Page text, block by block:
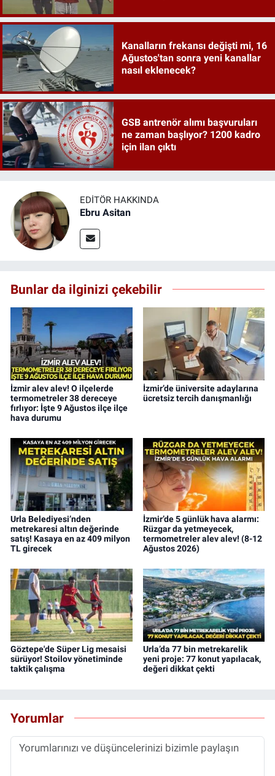
Kanalların frekansı değişti mi, 16
Ağustos'tan sonra yeni kanallar
nasıl eklenecek?
GSB antrenör alımı başvuruları
ne zaman başlıyor? 1200 kadro
için ilan çıktı
EDITÖR HAKKINDA
Ebru Asitan
Bunlar da ilginizi çekebilir
İzmir alev alev! O ilçelerde
termometreler 38 dereceye
fırlıyor: İşte 9 Ağustos ilçe ilçe
hava durumu
İzmir’de üniversite adaylarına
ücretsiz tercih danışmanlığı
Urla Belediyesi’nden
metrekaresi altın değerinde
satış! Kasaya en az 409 milyon
TL girecek
İzmir’de 5 günlük hava alarmı:
Rüzgar da yetmeyecek,
termometreler alev alev! (8-12
Ağustos 2026)
Göztepe'de Süper Lig mesaisi
sürüyor! Stoilov yönetiminde
taktik çalışma
Urla’da 77 bin metrekarelik
yeni proje: 77 konut yapılacak,
değeri dikkat çekti
Yorumlar